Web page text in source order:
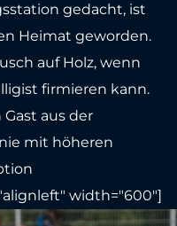
gedacht, ist
Heimat geworden.
auf Holz, wenn
firmieren kann.
aus der
mit höheren
width="600"]